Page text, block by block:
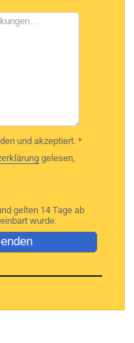
und akzeptiert. *
gelesen,
gelten 14 Tage ab
wurde.